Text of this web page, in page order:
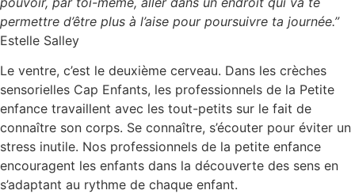
permettre d’être plus à l’aise pour poursuivre ta journée.”
Estelle Salley
Le ventre, c’est le deuxième cerveau. Dans les crèches
sensorielles Cap Enfants, les professionnels de la Petite
enfance travaillent avec les tout-petits sur le fait de
connaître son corps. Se connaître, s’écouter pour éviter un
stress inutile. Nos professionnels de la petite enfance
encouragent les enfants dans la découverte des sens en
s’adaptant au rythme de chaque enfant.